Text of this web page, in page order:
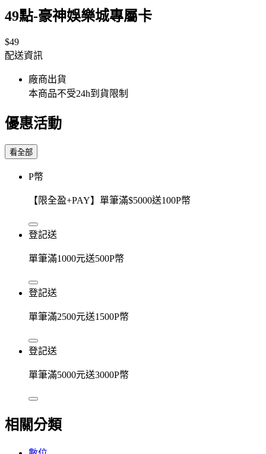
49點-豪神娛樂城專屬卡
$49
配送資訊
廠商出貨
本商品不受24h到貨限制
優惠活動
看全部
P幣
【限全盈+PAY】單筆滿$5000送100P幣
登記送
單筆滿1000元送500P幣
登記送
單筆滿2500元送1500P幣
登記送
單筆滿5000元送3000P幣
相關分類